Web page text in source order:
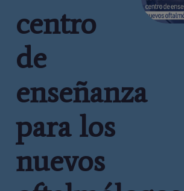
centro
de
enseñanza
para los
nuevos